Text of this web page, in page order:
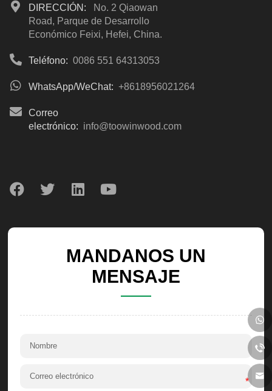
DIRECCIÓN:
No. 2 Qiaowan
Road, Parque de Desarrollo
Económico Feixi, Hefei, China.
Teléfono: 0086 551 64313053
WhatsApp/WeChat: +8618956021264
Correo
electrónico: info@toowinwood.com
MANDANOS UN
MENSAJE
*